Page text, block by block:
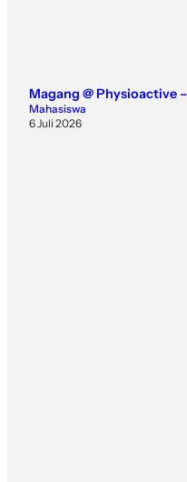
Magang @ Physioactive
Mahasiswa
6 Juli 2026